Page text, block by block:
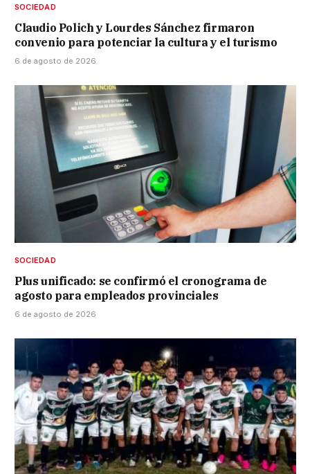
SOCIEDAD
Claudio Polich y Lourdes Sánchez firmaron
convenio para potenciar la cultura y el turismo
6 de agosto de 2026
SOCIEDAD
Plus unificado: se confirmó el cronograma de
agosto para empleados provinciales
6 de agosto de 2026